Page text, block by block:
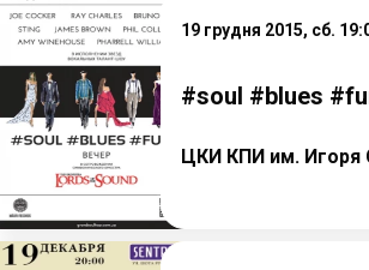
19 грудня 2015, сб.
#soul #blues
ЦКИ КПИ им. Игоря